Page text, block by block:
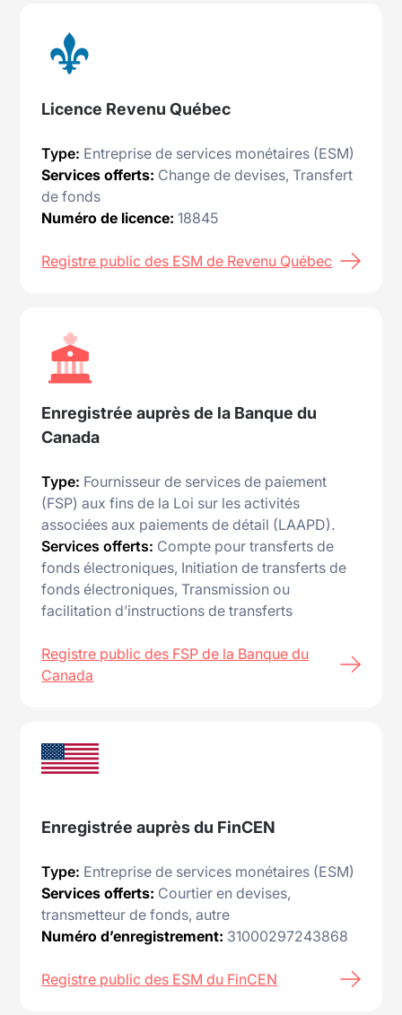
Licence Revenu Québec
Type: Entreprise de services monétaires (ESM)
Services offerts: Change de devises, Transfert
de fonds
Numéro de licence: 18845
Registre public des ESM de Revenu Québec
Enregistrée auprès de la Banque du
Canada
Type: Fournisseur de services de paiement
(FSP) aux fins de la Loi sur les activités
associées aux paiements de détail (LAAPD).
Services offerts: Compte pour transferts de
fonds électroniques, Initiation de transferts de
fonds électroniques, Transmission ou
facilitation d’instructions de transferts
Registre public des FSP de la Banque du
Canada
Enregistrée auprès du FinCEN
Type: Entreprise de services monétaires (ESM)
Services offerts: Courtier en devises,
transmetteur de fonds, autre
Numéro d’enregistrement: 31000297243868
Registre public des ESM du FinCEN